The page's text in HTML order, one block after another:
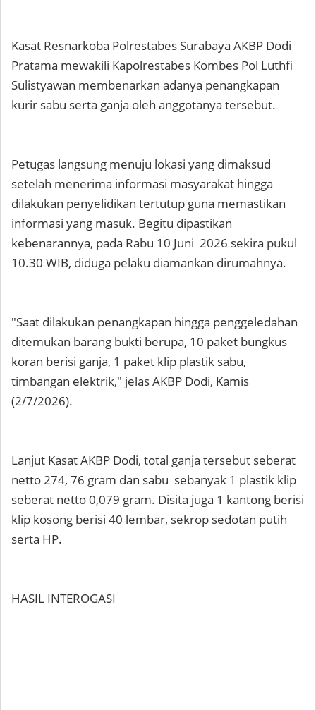
Kasat Resnarkoba Polrestabes Surabaya AKBP Dodi
Pratama mewakili Kapolrestabes Kombes Pol Luthfi
Sulistyawan membenarkan adanya penangkapan
kurir sabu serta ganja oleh anggotanya tersebut.
Petugas langsung menuju lokasi yang dimaksud
setelah menerima informasi masyarakat hingga
dilakukan penyelidikan tertutup guna memastikan
informasi yang masuk. Begitu dipastikan
kebenarannya, pada Rabu 10 Juni 2026 sekira pukul
10.30 WIB, diduga pelaku diamankan dirumahnya.
"Saat dilakukan penangkapan hingga penggeledahan
ditemukan barang bukti berupa, 10 paket bungkus
koran berisi ganja, 1 paket klip plastik sabu,
timbangan elektrik," jelas AKBP Dodi, Kamis
(2/7/2026).
Lanjut Kasat AKBP Dodi, total ganja tersebut seberat
netto 274, 76 gram dan sabu sebanyak 1 plastik klip
seberat netto 0,079 gram. Disita juga 1 kantong berisi
klip kosong berisi 40 lembar, sekrop sedotan putih
serta HP.
HASIL INTEROGASI